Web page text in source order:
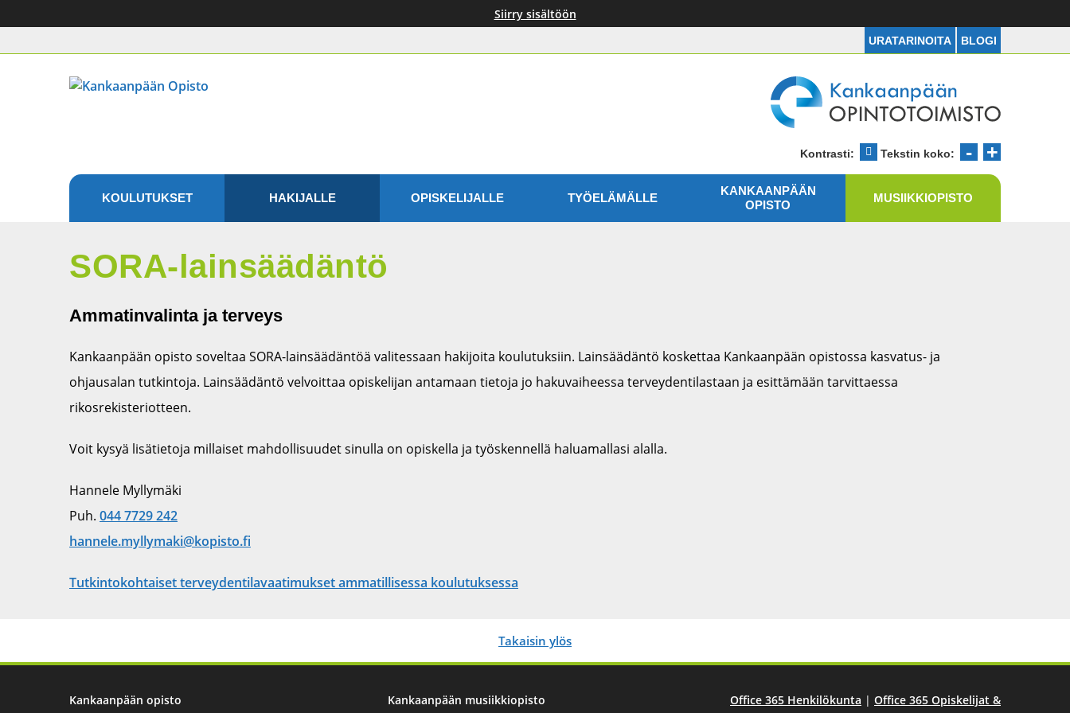
Siirry sisältöön
BLOGI
URATARINOITA
Kankaanpään Opintotoimisto
Kontrasti: Muuta kontrastia
Tekstin koko: - +
KOULUTUKSET HAKIJALLE OPISKELIJALLE TYÖELÄMÄLLE
KANKAANPÄÄN
OPISTO
MUSIIKKIOPISTO
SORA-lainsäädäntö
Ammatinvalinta ja terveys
Kankaanpään opisto soveltaa SORA-lainsäädäntöä valitessaan hakijoita koulutuksiin. Lainsäädäntö koskettaa Kankaanpään opistossa kasvatus- ja
ohjausalan tutkintoja. Lainsäädäntö velvoittaa opiskelijan antamaan tietoja jo hakuvaiheessa terveydentilastaan ja esittämään tarvittaessa
rikosrekisteriotteen.
Voit kysyä lisätietoja millaiset mahdollisuudet sinulla on opiskella ja työskennellä haluamallasi alalla.
Hannele Myllymäki
Puh. 044 7729 242
hannele.myllymaki@kopisto.fi
Tutkintokohtaiset terveydentilavaatimukset ammatillisessa koulutuksessa
Takaisin ylös
Kankaanpään opisto Kankaanpään musiikkiopisto Office 365 Henkilökunta | Office 365 Opiskelijat &